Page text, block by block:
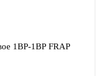
1ВР-1ВР FRAP